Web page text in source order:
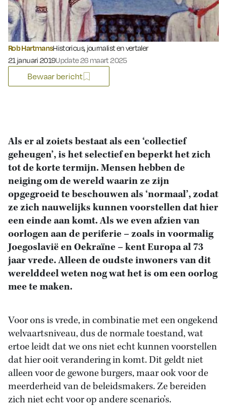
Rob HartmansHistoricus, journalist en vertaler
Gepubliceerd op:
21 januari 2019Update 26 maart 2025
Bewaar bericht
Als er al zoiets bestaat als een ‘collectief
geheugen’, is het selectief en beperkt het zich
tot de korte termijn. Mensen hebben de
neiging om de wereld waarin ze zijn
opgegroeid te beschouwen als ‘normaal’, zodat
ze zich nauwelijks kunnen voorstellen dat hier
een einde aan komt. Als we even afzien van
oorlogen aan de periferie – zoals in voormalig
Joegoslavië en Oekraïne – kent Europa al 73
jaar vrede. Alleen de oudste inwoners van dit
werelddeel weten nog wat het is om een oorlog
mee te maken.
Voor ons is vrede, in combinatie met een ongekend
welvaartsniveau, dus de normale toestand, wat
ertoe leidt dat we ons niet echt kunnen voorstellen
dat hier ooit verandering in komt. Dit geldt niet
alleen voor de gewone burgers, maar ook voor de
meerderheid van de beleidsmakers. Ze bereiden
zich niet echt voor op andere scenario’s.